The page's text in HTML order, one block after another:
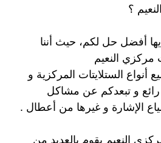
؟
أفضل حل لكم، حيث أننا
مركزي النعيم
أنواع الستلايتات المركزية و
و تبعدكم عن مشاكل
الإشارة و غيرها من أعطال .
النعيم يقوم بالعديد من